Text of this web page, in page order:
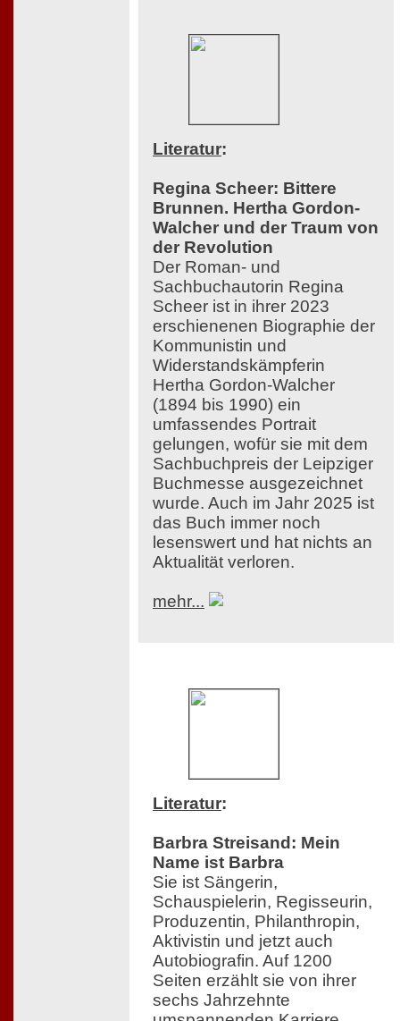
Literatur:
Regina Scheer: Bittere
Brunnen. Hertha Gordon-
Walcher und der Traum von
der Revolution
Der Roman- und
Sachbuchautorin Regina
Scheer ist in ihrer 2023
erschienenen Biographie der
Kommunistin und
Widerstandskämpferin
Hertha Gordon-Walcher
(1894 bis 1990) ein
umfassendes Portrait
gelungen, wofür sie mit dem
Sachbuchpreis der Leipziger
Buchmesse ausgezeichnet
wurde. Auch im Jahr 2025 ist
das Buch immer noch
lesenswert und hat nichts an
Aktualität verloren.
mehr...
Literatur:
Barbra Streisand: Mein
Name ist Barbra
Sie ist Sängerin,
Schauspielerin, Regisseurin,
Produzentin, Philanthropin,
Aktivistin und jetzt auch
Autobiografin. Auf 1200
Seiten erzählt sie von ihrer
sechs Jahrzehnte